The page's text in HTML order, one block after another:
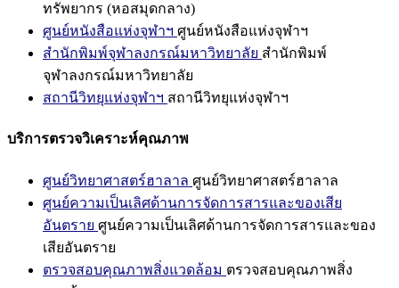
ทรัพยากร (หอสมุดกลาง)
ศูนย์หนังสือแห่งจุฬาฯ ศูนย์หนังสือแห่งจุฬาฯ
สำนักพิมพ์จุฬาลงกรณ์มหาวิทยาลัย สำนักพิมพ์
จุฬาลงกรณ์มหาวิทยาลัย
สถานีวิทยุแห่งจุฬาฯ สถานีวิทยุแห่งจุฬาฯ
บริการตรวจวิเคราะห์คุณภาพ
ศูนย์วิทยาศาสตร์ฮาลาล ศูนย์วิทยาศาสตร์ฮาลาล
ศูนย์ความเป็นเลิศด้านการจัดการสารและของเสีย
อันตราย ศูนย์ความเป็นเลิศด้านการจัดการสารและของ
เสียอันตราย
ตรวจสอบคุณภาพสิ่งแวดล้อม ตรวจสอบคุณภาพสิ่ง